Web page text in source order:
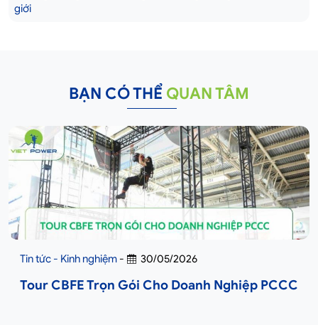
giới
BẠN CÓ THỂ QUAN TÂM
Tin tức - Kinh nghiệm - 30/05/2026
Tour CBFE Trọn Gói Cho Doanh Nghiệp PCCC